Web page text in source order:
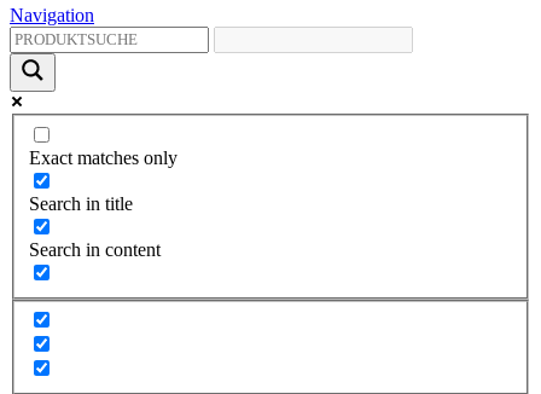
Navigation
Exact matches only
Search in title
Search in content